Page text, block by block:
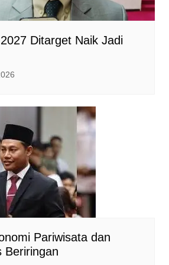
Ditarget Naik Jadi
Pariwisata dan
Beriringan